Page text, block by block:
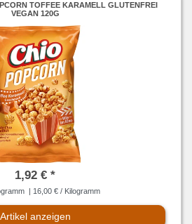
TOFFEE KARAMELL GLUTENFREI
VEGAN 120G
1,92 € *
| 16,00 € / Kilogramm
Artikel anzeigen